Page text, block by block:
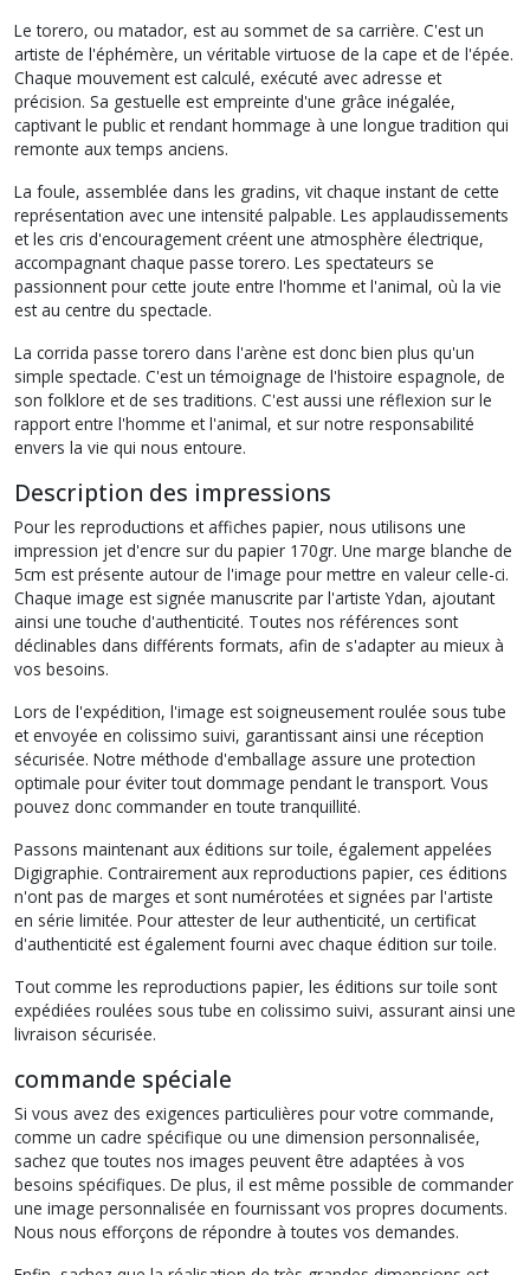
Le torero, ou matador, est au sommet de sa carrière. C'est un
artiste de l'éphémère, un véritable virtuose de la cape et de l'épée.
Chaque mouvement est calculé, exécuté avec adresse et
précision. Sa gestuelle est empreinte d'une grâce inégalée,
captivant le public et rendant hommage à une longue tradition qui
remonte aux temps anciens.
La foule, assemblée dans les gradins, vit chaque instant de cette
représentation avec une intensité palpable. Les applaudissements
et les cris d'encouragement créent une atmosphère électrique,
accompagnant chaque passe torero. Les spectateurs se
passionnent pour cette joute entre l'homme et l'animal, où la vie
est au centre du spectacle.
La corrida passe torero dans l'arène est donc bien plus qu'un
simple spectacle. C'est un témoignage de l'histoire espagnole, de
son folklore et de ses traditions. C'est aussi une réflexion sur le
rapport entre l'homme et l'animal, et sur notre responsabilité
envers la vie qui nous entoure.
Description des impressions
Pour les reproductions et affiches papier, nous utilisons une
impression jet d'encre sur du papier 170gr. Une marge blanche de
5cm est présente autour de l'image pour mettre en valeur celle-ci.
Chaque image est signée manuscrite par l'artiste Ydan, ajoutant
ainsi une touche d'authenticité. Toutes nos références sont
déclinables dans différents formats, afin de s'adapter au mieux à
vos besoins.
Lors de l'expédition, l'image est soigneusement roulée sous tube
et envoyée en colissimo suivi, garantissant ainsi une réception
sécurisée. Notre méthode d'emballage assure une protection
optimale pour éviter tout dommage pendant le transport. Vous
pouvez donc commander en toute tranquillité.
Passons maintenant aux éditions sur toile, également appelées
Digigraphie. Contrairement aux reproductions papier, ces éditions
n'ont pas de marges et sont numérotées et signées par l'artiste
en série limitée. Pour attester de leur authenticité, un certificat
d'authenticité est également fourni avec chaque édition sur toile.
Tout comme les reproductions papier, les éditions sur toile sont
expédiées roulées sous tube en colissimo suivi, assurant ainsi une
livraison sécurisée.
commande spéciale
Si vous avez des exigences particulières pour votre commande,
comme un cadre spécifique ou une dimension personnalisée,
sachez que toutes nos images peuvent être adaptées à vos
besoins spécifiques. De plus, il est même possible de commander
une image personnalisée en fournissant vos propres documents.
Nous nous efforçons de répondre à toutes vos demandes.